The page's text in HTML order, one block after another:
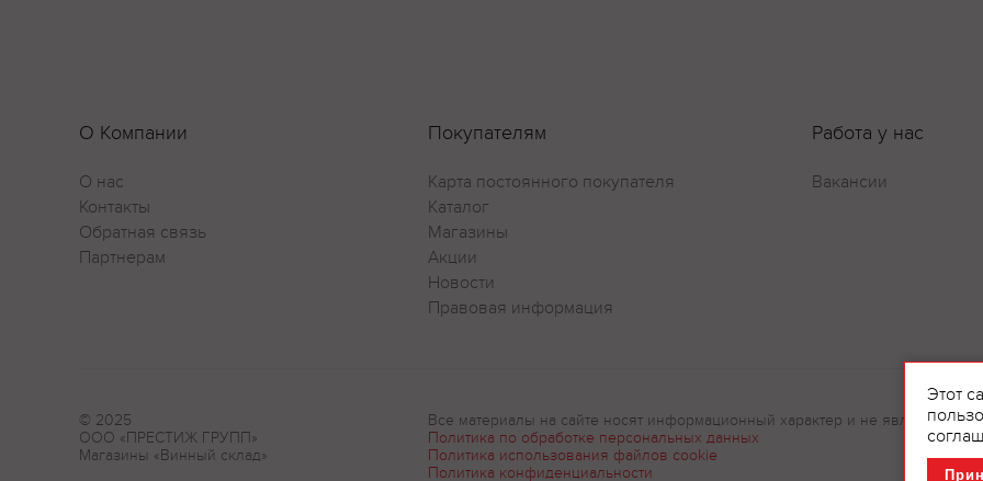
О Компании
О нас
Контакты
Обратная связь
Партнерам
Покупателям
Карта постоянного покупателя
Каталог
Магазины
Акции
Новости
Правовая информация
Работа у нас
Вакансии
© 2025
ООО «ПРЕСТИЖ ГРУПП»
Магазины «Винный склад»
Все материалы на сайте носят информационный характер и не являются
Политика по обработке персональных данных
Политика использования файлов cookie
Политика конфиденциальности
Этот